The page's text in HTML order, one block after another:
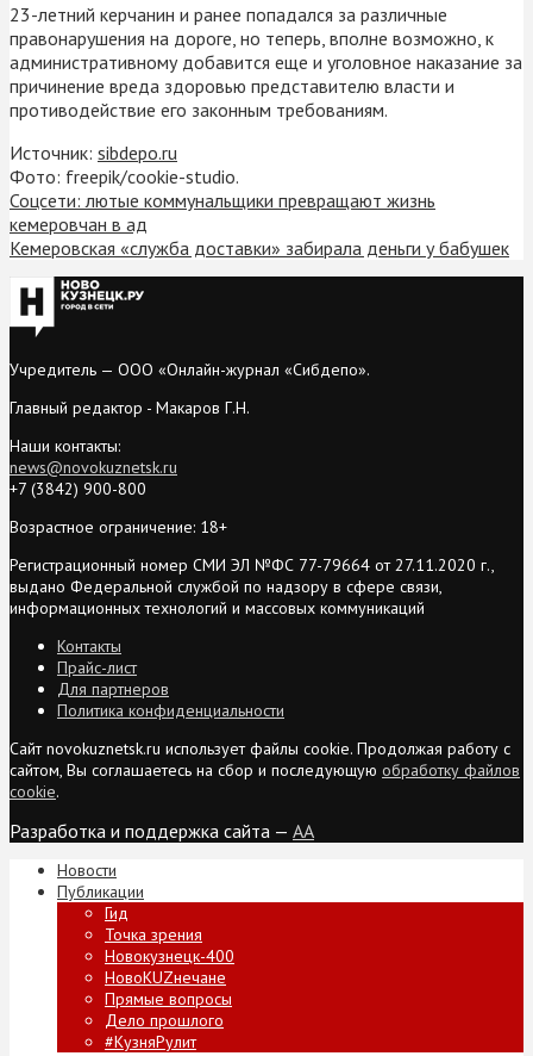
23-летний керчанин и ранее попадался за различные
правонарушения на дороге, но теперь, вполне возможно, к
административному добавится еще и уголовное наказание за
причинение вреда здоровью представителю власти и
противодействие его законным требованиям.
Источник: sibdepo.ru
Фото: freepik/cookie-studio.
Соцсети: лютые коммунальщики превращают жизнь
кемеровчан в ад
Кемеровская «служба доставки» забирала деньги у бабушек
Учредитель — ООО «Онлайн-журнал «Сибдепо».
Главный редактор - Макаров Г.Н.
Наши контакты:
news@novokuznetsk.ru
+7 (3842) 900-800
Возрастное ограничение: 18+
Регистрационный номер СМИ ЭЛ №ФС 77-79664 от 27.11.2020 г.,
выдано Федеральной службой по надзору в сфере связи,
информационных технологий и массовых коммуникаций
Контакты
Прайс-лист
Для партнеров
Политика конфиденциальности
Сайт novokuznetsk.ru использует файлы cookie. Продолжая работу с
сайтом, Вы соглашаетесь на сбор и последующую обработку файлов
cookie.
Разработка и поддержка сайта — AA
Новости
Публикации
Гид
Точка зрения
Новокузнецк-400
НовоKUZнечане
Прямые вопросы
Дело прошлого
#КузняРулит